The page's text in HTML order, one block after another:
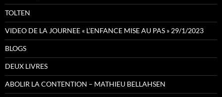
TOLTEN
VIDEO DE LA JOURNEE « L’ENFANCE MISE AU PAS » 29/1/2023
BLOGS
DEUX LIVRES
ABOLIR LA CONTENTION – MATHIEU BELLAHSEN